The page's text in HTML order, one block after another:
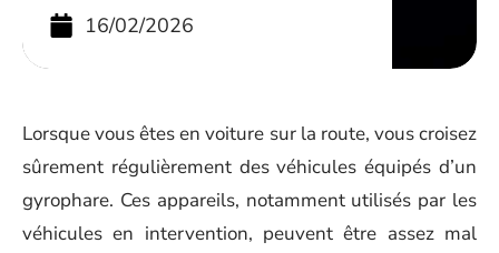
16/02/2026
Lorsque vous êtes en voiture sur la route, vous croisez
sûrement régulièrement des véhicules équipés d’un
gyrophare. Ces appareils, notamment utilisés par les
véhicules en intervention, peuvent être assez mal